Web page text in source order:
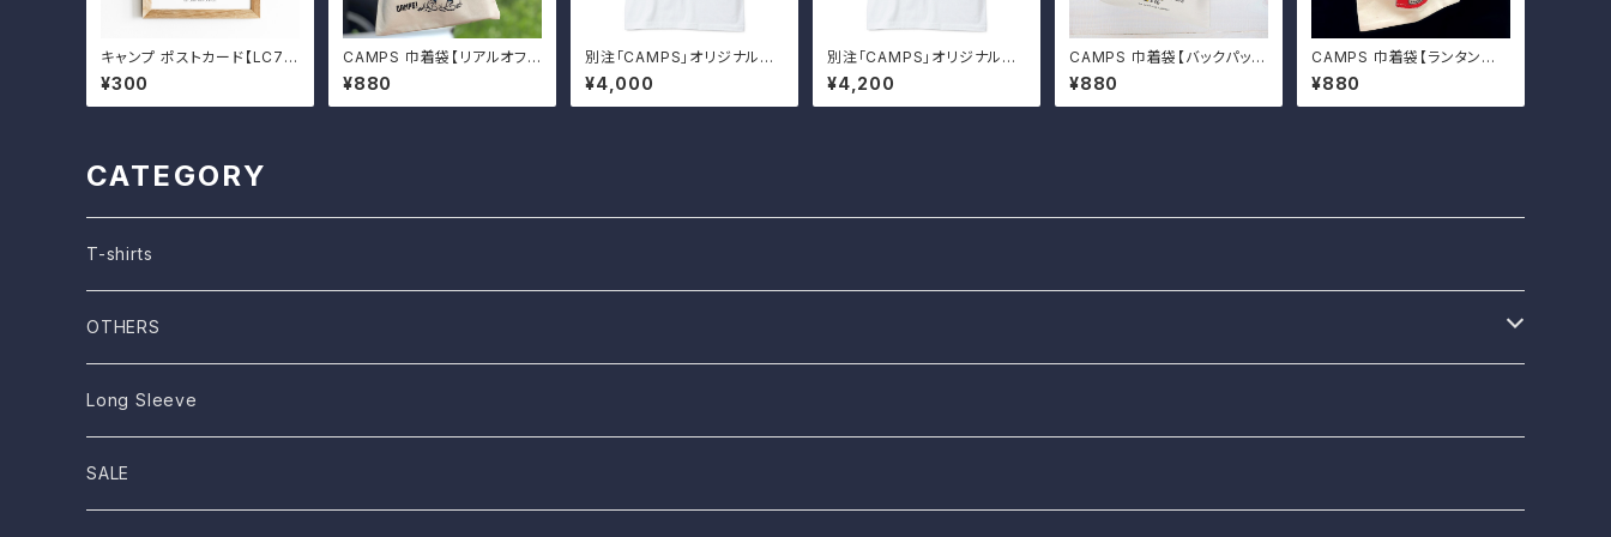
キャンプ ポストカード【LC7
0】
¥300
CAMPS 巾着袋【リアルオフ
ローダー】
¥880
別注「CAMPS」オリジナルT
シャツ KIDSサイズ
¥4,000
別注「CAMPS」オリジナルT
シャツ XXLサイズ
¥4,200
CAMPS 巾着袋【バックパッカ
ー】
¥880
CAMPS 巾着袋【ランタンおじ
さん】
¥880
CATEGORY
T-shirts
OTHERS
STICKER
クッションカバー
Long Sleeve
SALE